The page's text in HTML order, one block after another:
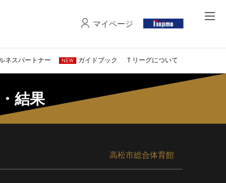
マイページ
ネスパートナー NEW ガイドブック Ｔリーグについて
結果
高松市総合体育館